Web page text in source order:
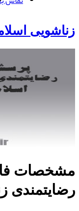
زناشویی
مشخصات
رضایتمندی